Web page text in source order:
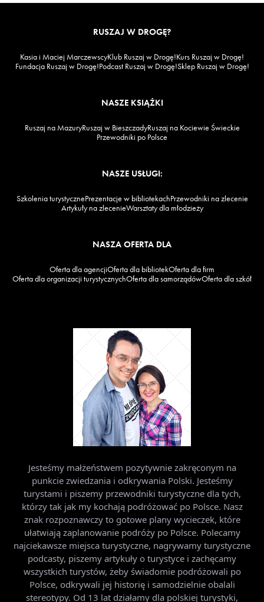
RUSZAJ W DROGĘ?
Kasia i Maciej MarczewscyKlub Ruszaj w Drogę!Kurs Ruszaj w Drogę!
Fundacja Ruszaj w Drogę!Podcast Ruszaj w Drogę!Sklep Ruszaj w Drogę!
NASZE KSIĄŻKI
Ruszaj na MazuryRuszaj w BieszczadyRuszaj na Kociewie Świeckie
Przewodniki po Polsce
NASZE USŁUGI:
Szkolenia turystycznePrezentacje w bibliotekachPrzewodniki na zlecenie
Artykuły na zlecenieWarsztaty dla młodzieży
NASZA OFERTA DLA
Oferta dla agencjiOferta dla bibliotekOferta dla firm
Oferta dla organizacji turystycznychOferta dla samorządówOferta dla szkół
Jesteśmy małżeństwem pozytywnie zakręconym na
punkcie zwiedzania i odkrywania Polski. Jesteśmy
turystami i piszemy przewodniki turystyczne dla tych,
którzy tak jak my kochają podróżować po Polsce. Nasz
znak rozpoznawczy to gotowe plany wycieczek, które
ułatwiają zaplanowanie podróży po Polsce. Polecamy
najciekawsze miejsca turystyczne, nagrywamy turystyczne
podcasty, piszemy artykuły o turystyce i zachęcamy
wszystkich turystów, żeby świadomie podróżowali po
Polsce, odkrywali jej historię i samodzielnie obalali
stereotypy. Od 13 lat działamy dla polskiej turystyki,